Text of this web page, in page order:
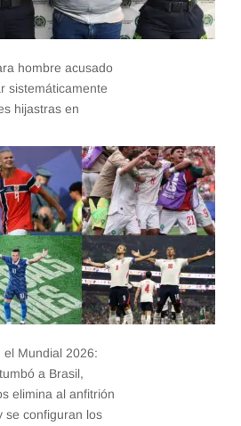
hombre acusado
sistemáticamente
hijastras en
el Mundial 2026:
a Brasil,
elimina al anfitrión
se configuran los